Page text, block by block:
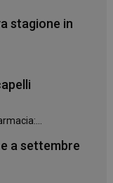
stagione in
a settembre